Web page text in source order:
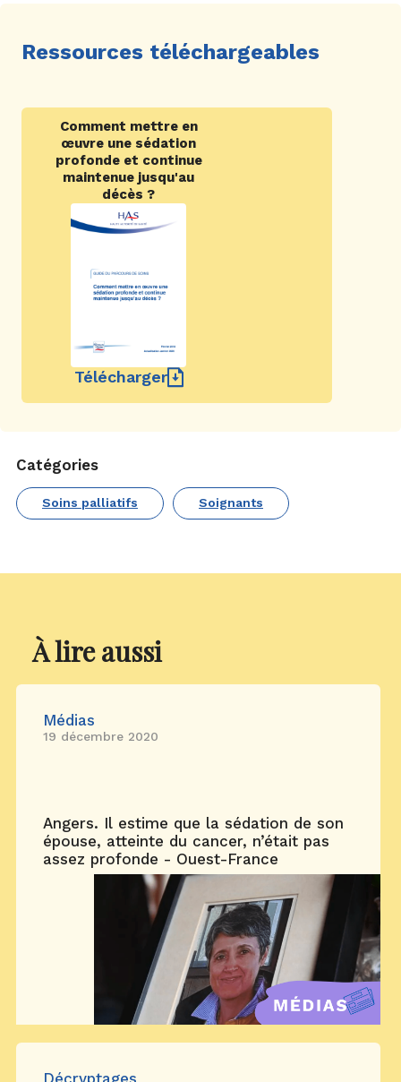
Ressources téléchargeables
Comment mettre en
œuvre une sédation
profonde et continue
maintenue jusqu'au
décès ?
Télécharger
Catégories
Soins palliatifs Soignants
À lire aussi
Médias
19 décembre 2020
Angers. Il estime que la sédation de son
épouse, atteinte du cancer, n’était pas
assez profonde - Ouest-France
Décryptages